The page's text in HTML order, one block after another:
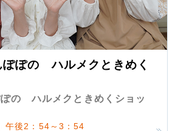
ぽぽの ハルメクときめく
の ハルメクときめくショッ
午後2：54～3：54